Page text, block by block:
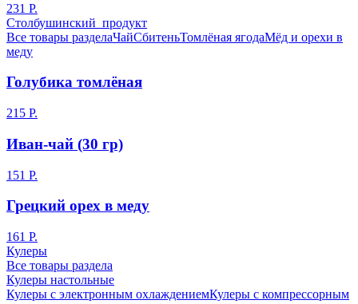
231 Р.
Столбушинский продукт
Все товары разделаЧайСбитеньТомлёная ягодаМёд и орехи в
меду
Голубика томлёная
215 Р.
Иван-чай (30 гр)
151 Р.
Грецкий орех в меду
161 Р.
Кулеры
Все товары раздела
Кулеры настольные
Кулеры с электронным охлаждениемКулеры с компрессорным